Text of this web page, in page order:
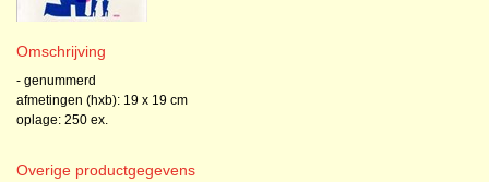
Omschrijving
- genummerd
afmetingen (hxb): 19 x 19 cm
oplage: 250 ex.
Overige productgegevens